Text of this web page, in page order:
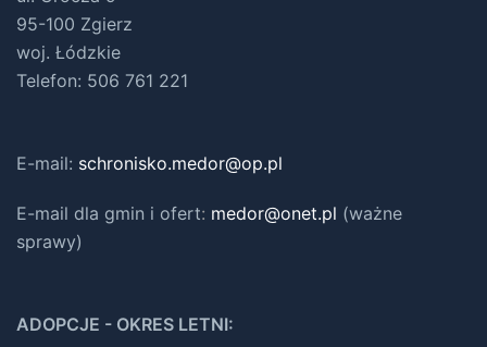
95-100 Zgierz
woj. Łódzkie
Telefon: 506 761 221
E-mail: schronisko.medor@op.pl
E-mail dla gmin i ofert: medor@onet.pl (ważne
sprawy)
ADOPCJE - OKRES LETNI: